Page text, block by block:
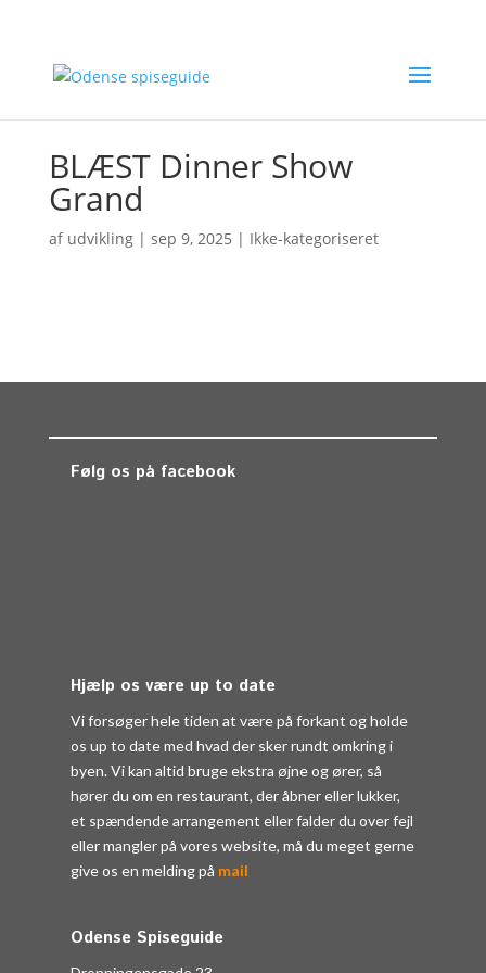
BLÆST Dinner Show
Grand
af udvikling| sep 9, 2025 | Ikke-kategoriseret
Følg os på facebook
Hjælp os være up to date
Vi forsøger hele tiden at være på forkant og holde
os up to date med hvad der sker rundt omkring i
byen. Vi kan altid bruge ekstra øjne og ører, så
hører du om en restaurant, der åbner eller lukker,
et spændende arrangement eller falder du over fejl
eller mangler på vores website, må du meget gerne
give os en melding på mail
Odense Spiseguide